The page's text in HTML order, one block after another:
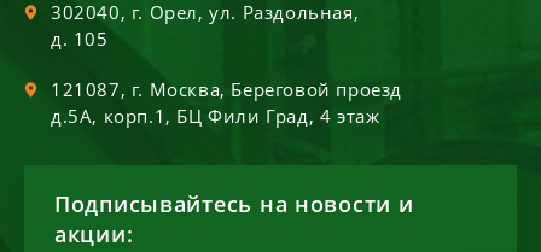
302040, г. Орел,ул. Раздольная,
д. 105
121087, г. Москва, Береговой проезд
д.5А, корп.1, БЦ Фили Град, 4 этаж
Подписывайтесь на новости и
акции: